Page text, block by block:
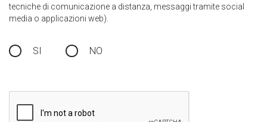
tecniche di comunicazione a distanza, messaggi tramite social
media o applicazioni web).
SI NO